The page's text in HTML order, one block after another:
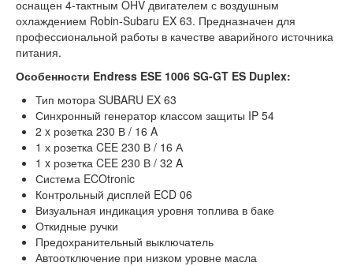
оснащен 4-тактным OHV двигателем с воздушным
охлаждением Robin-Subaru EX 63. Предназначен для
профессиональной работы в качестве аварийного источника
питания.
Особенности Endress ESE 1006 SG-GT ES Duplex:
Тип мотора SUBARU EX 63
Синхронный генератор классом защиты IP 54
2 x розетка 230 В / 16 A
1 х розетка CEE 230 В / 16 А
1 x розетка CEE 230 В / 32 A
Система ECOtronic
Контрольный дисплей ECD 06
Визуальная индикация уровня топлива в баке
Откидные ручки
Предохранительный выключатель
Автоотключение при низком уровне масла